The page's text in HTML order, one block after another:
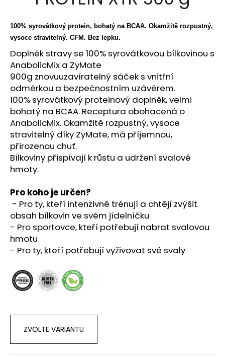
5
hvězdiček.
100% syrovátkový protein, bohatý na BCAA. Okamžitě rozpustný,
vysoce stravitelný. CFM. Bez lepku.
Doplněk stravy se 100% syrovátkovou bílkovinou s
AnabolicMix a ZyMate
900g znovuuzavíratelný sáček s vnitřní
odměrkou a bezpečnostním uzávěrem.
100% syrovátkový proteinový doplněk, velmi
bohatý na BCAA. Receptura obohacená o
AnabolicMix. Okamžitě rozpustný, vysoce
stravitelný díky ZyMate, má příjemnou,
přirozenou chuť.
Bílkoviny přispívají k růstu a udržení svalové
hmoty.
Pro koho je určen?
- Pro ty, kteří intenzivně trénují a chtějí zvýšit
obsah bílkovin ve svém jídelníčku
- Pro sportovce, kteří potřebují nabrat svalovou
hmotu
- Pro ty, kteří potřebují vyživovat své svaly
ZVOLTE VARIANTU
j
í
t
?
HLEDAT
D
o
o
r
u
č
u
j
m
e